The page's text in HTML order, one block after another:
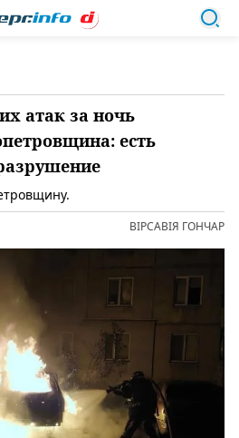
атак за ночь
есть
ВІРСАВІЯ ГОНЧАР